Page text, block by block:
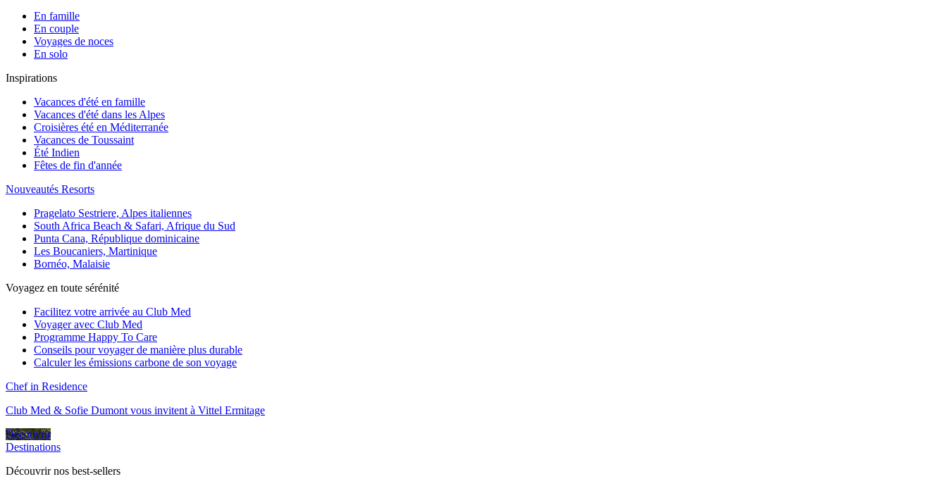
En famille
En couple
Voyages de noces
En solo
Inspirations
Vacances d'été en famille
Vacances d'été dans les Alpes
Croisières été en Méditerranée
Vacances de Toussaint
Été Indien
Fêtes de fin d'année
Nouveautés Resorts
Pragelato Sestriere, Alpes italiennes
South Africa Beach & Safari, Afrique du Sud
Punta Cana, République dominicaine
Les Boucaniers, Martinique
Bornéo, Malaisie
Voyagez en toute sérénité
Facilitez votre arrivée au Club Med
Voyager avec Club Med
Programme Happy To Care
Conseils pour voyager de manière plus durable
Calculer les émissions carbone de son voyage
Chef in Residence
Club Med & Sofie Dumont vous invitent à Vittel Ermitage
Découvrir
Destinations
Découvrir nos best-sellers